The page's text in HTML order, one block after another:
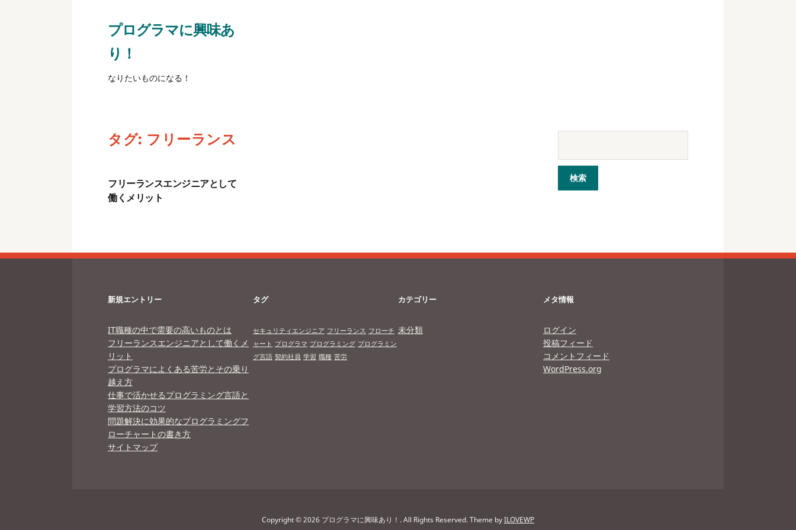
プログラマに興味あ
り！
なりたいものになる！
タグ: フリーランス
フリーランスエンジニアとして
働くメリット
新規エントリー
IT職種の中で需要の高いものとは
フリーランスエンジニアとして働くメ
リット
プログラマによくある苦労とその乗り
越え方
仕事で活かせるプログラミング言語と
学習方法のコツ
問題解決に効果的なプログラミングフ
ローチャートの書き方
サイトマップ
タグ
セキュリティエンジニア フリーランス フローチ
ャート プログラマ プログラミング プログラミン
グ言語 契約社員 学習 職種 苦労
カテゴリー
未分類
メタ情報
ログイン
投稿フィード
コメントフィード
WordPress.org
Copyright © 2026 プログラマに興味あり！. All Rights Reserved.Theme byILOVEWP